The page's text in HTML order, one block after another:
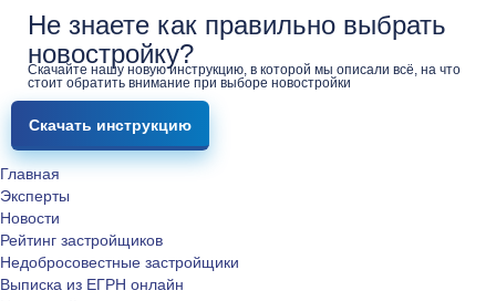
Не знаете как правильно выбрать
новостройку?
Скачайте нашу новую инструкцию, в которой мы описали всё, на что
стоит обратить внимание при выборе новостройки
Скачать инструкцию
Главная
Эксперты
Новости
Рейтинг застройщиков
Недобросовестные застройщики
Выписка из ЕГРН онлайн